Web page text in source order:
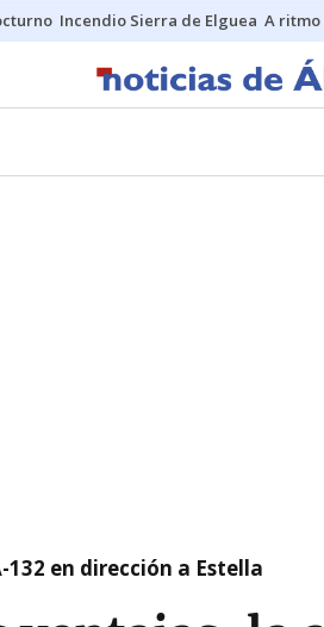
Incendio Sierra de Elguea A ritmo
en dirección a Estella